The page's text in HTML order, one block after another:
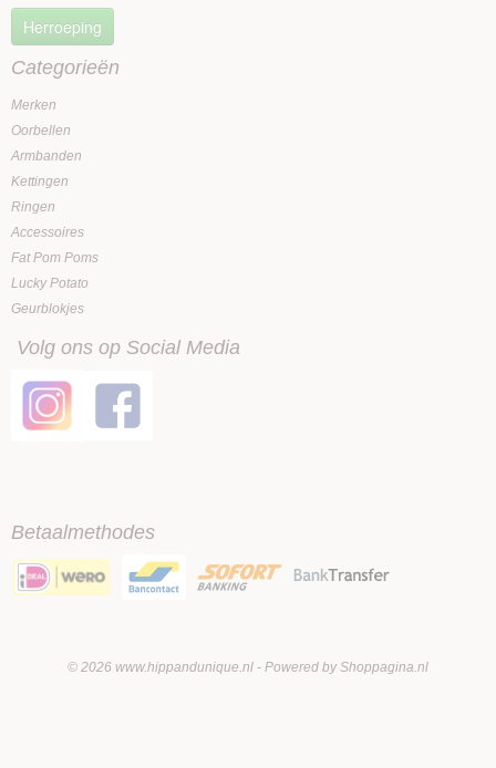
Herroeping
Categorieën
Merken
Oorbellen
Armbanden
Kettingen
Ringen
Accessoires
Fat Pom Poms
Lucky Potato
Geurblokjes
Volg ons op Social Media
Betaalmethodes
© 2026 www.hippandunique.nl - Powered by Shoppagina.nl